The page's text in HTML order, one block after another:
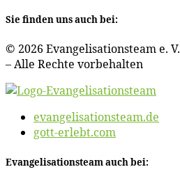
Sie fin­den uns auch bei:
© 2026 Evan­ge­li­sa­ti­ons­team e. V.
– Al­le Rech­te vorbehalten
evangelisationsteam.de
gott-erlebt.com
Evan­ge­li­sa­ti­ons­team auch bei: